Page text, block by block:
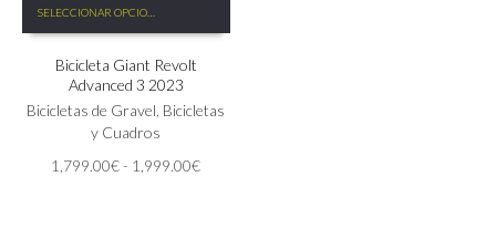
SELECCIONAR OPCIONES
producto
múltiples
variantes.
Las
pueden
Bicicleta Giant Revolt
Advanced 3 2023
Bicicletas de Gravel, Bicicletas
y Cuadros
1,799.00€- 1,999.00€Rango